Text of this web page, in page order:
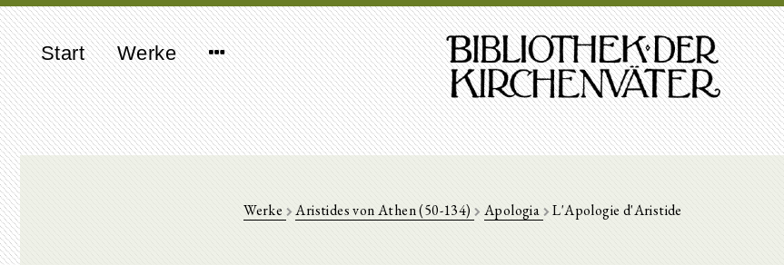
Start Werke
Werke Aristides von Athen (50-134) Apologia L'Apologie d'Aristide